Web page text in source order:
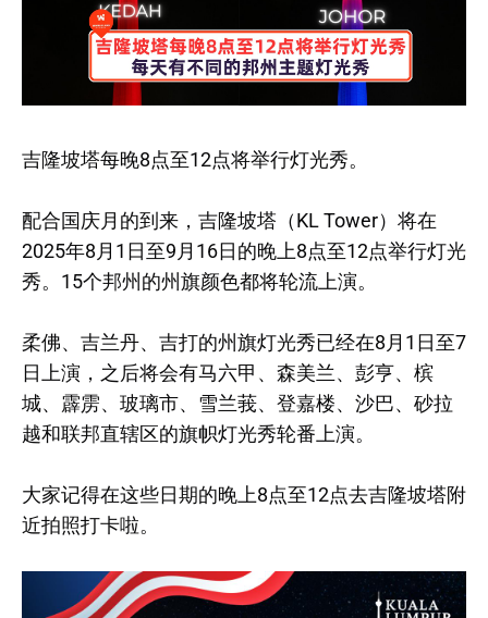
吉隆坡塔每晚8点至12点将举行灯光秀。
配合国庆月的到来，吉隆坡塔（KL Tower）将在
2025年8月1日至9月16日的晚上8点至12点举行灯光
秀。15个邦州的州旗颜色都将轮流上演。
柔佛、吉兰丹、吉打的州旗灯光秀已经在8月1日至7
日上演，之后将会有马六甲、森美兰、彭亨、槟
城、霹雳、玻璃市、雪兰莪、登嘉楼、沙巴、砂拉
越和联邦直辖区的旗帜灯光秀轮番上演。
大家记得在这些日期的晚上8点至12点去吉隆坡塔附
近拍照打卡啦。